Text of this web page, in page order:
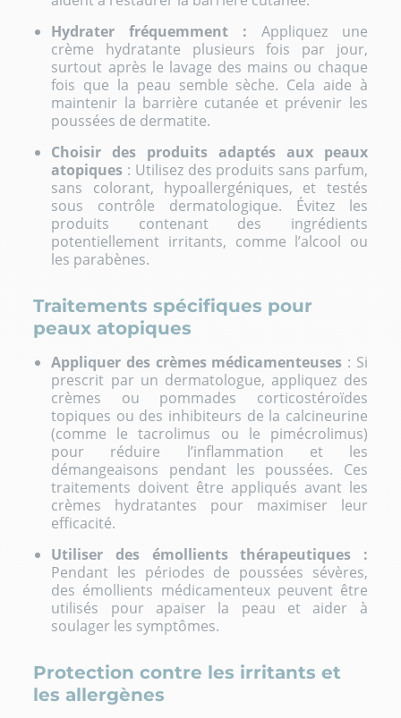
Hydrater fréquemment : Appliquez une
crème hydratante plusieurs fois par jour,
surtout après le lavage des mains ou chaque
fois que la peau semble sèche. Cela aide à
maintenir la barrière cutanée et prévenir les
poussées de dermatite.
Choisir des produits adaptés aux peaux
atopiques : Utilisez des produits sans parfum,
sans colorant, hypoallergéniques, et testés
sous contrôle dermatologique. Évitez les
produits contenant des ingrédients
potentiellement irritants, comme l’alcool ou
les parabènes.
Traitements spécifiques pour
peaux atopiques
Appliquer des crèmes médicamenteuses : Si
prescrit par un dermatologue, appliquez des
crèmes ou pommades corticostéroïdes
topiques ou des inhibiteurs de la calcineurine
(comme le tacrolimus ou le pimécrolimus)
pour réduire l’inflammation et les
démangeaisons pendant les poussées. Ces
traitements doivent être appliqués avant les
crèmes hydratantes pour maximiser leur
efficacité.
Utiliser des émollients thérapeutiques :
Pendant les périodes de poussées sévères,
des émollients médicamenteux peuvent être
utilisés pour apaiser la peau et aider à
soulager les symptômes.
Protection contre les irritants et
les allergènes